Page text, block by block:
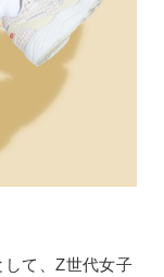
て、Z世代女子